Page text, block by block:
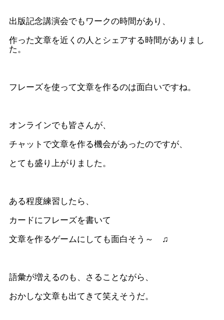
出版記念講演会でもワークの時間があり、
作った文章を近くの人とシェアする時間がありまし
た。
フレーズを使って文章を作るのは面白いですね。
オンラインでも皆さんが、
チャットで文章を作る機会があったのですが、
とても盛り上がりました。
ある程度練習したら、
カードにフレーズを書いて
文章を作るゲームにしても面白そう～ ♫
語彙が増えるのも、さることながら、
おかしな文章も出てきて笑えそうだ。